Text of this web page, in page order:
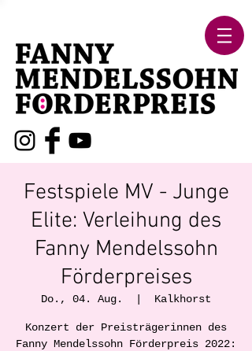
Festspiele MV - Junge
Elite: Verleihung des
Fanny Mendelssohn
Förderpreises
Do., 04. Aug. Kalkhorst
Konzert der Preisträgerinnen des
Fanny Mendelssohn Förderpreis 2022: